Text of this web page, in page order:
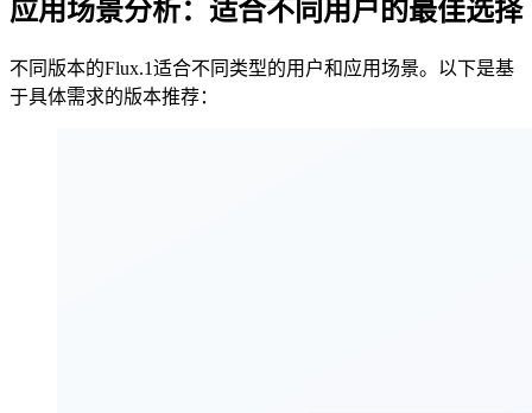
应用场景分析：适合不同用户的最佳选择
不同版本的Flux.1适合不同类型的用户和应用场景。以下是基
于具体需求的版本推荐：